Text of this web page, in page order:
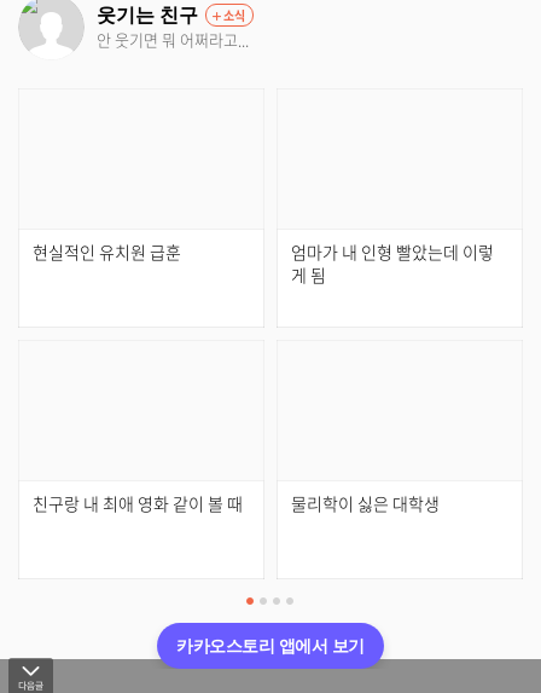
소식
웃기는 친구
안 웃기면 뭐 어쩌라고...
현실적인 유치원 급훈
엄마가 내 인형 빨았는데 이렇
게 됨
친구랑 내 최애 영화 같이 볼 때 물리학이 싫은 대학생
카카오스토리 앱에서 보기